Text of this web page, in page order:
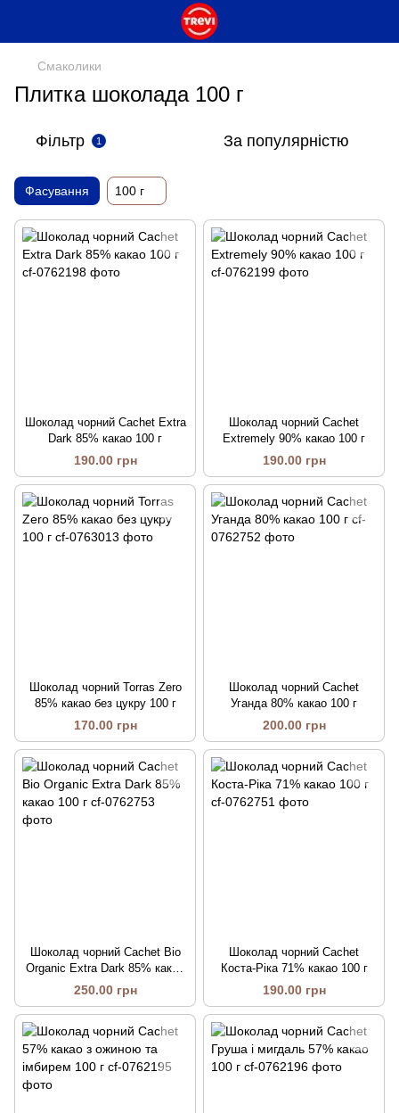
Смаколики
Плитка шоколада 100 г
Фільтр 1 За популярністю
Фасування 100 г
Шоколад чорний Cachet Extra
Dark 85% какао 100 г
190.00 грн
Шоколад чорний Cachet
Extremely 90% какао 100 г
190.00 грн
Шоколад чорний Torras Zero
85% какао без цукру 100 г
170.00 грн
Шоколад чорний Cachet
Уганда 80% какао 100 г
200.00 грн
Шоколад чорний Cachet Bio
Organic Extra Dark 85% какао
100 г
250.00 грн
Шоколад чорний Cachet
Коста-Ріка 71% какао 100 г
190.00 грн